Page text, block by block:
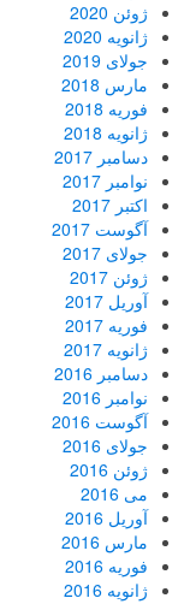
ژوئن 2020
ژانویه 2020
جولای 2019
مارس 2018
فوریه 2018
ژانویه 2018
دسامبر 2017
نوامبر 2017
اکتبر 2017
آگوست 2017
جولای 2017
ژوئن 2017
آوریل 2017
فوریه 2017
ژانویه 2017
دسامبر 2016
نوامبر 2016
آگوست 2016
جولای 2016
ژوئن 2016
می 2016
آوریل 2016
مارس 2016
فوریه 2016
ژانویه 2016